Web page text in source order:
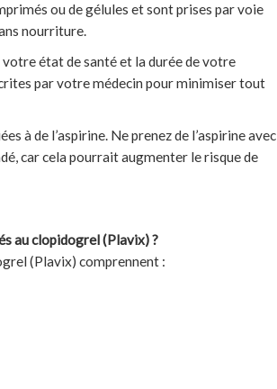
ou de gélules et sont prises par voie
nourriture.
état de santé et la durée de votre
par votre médecin pour minimiser tout
à de l’aspirine. Ne prenez de l’aspirine avec
car cela pourrait augmenter le risque de
au clopidogrel (Plavix) ?
(Plavix) comprennent :